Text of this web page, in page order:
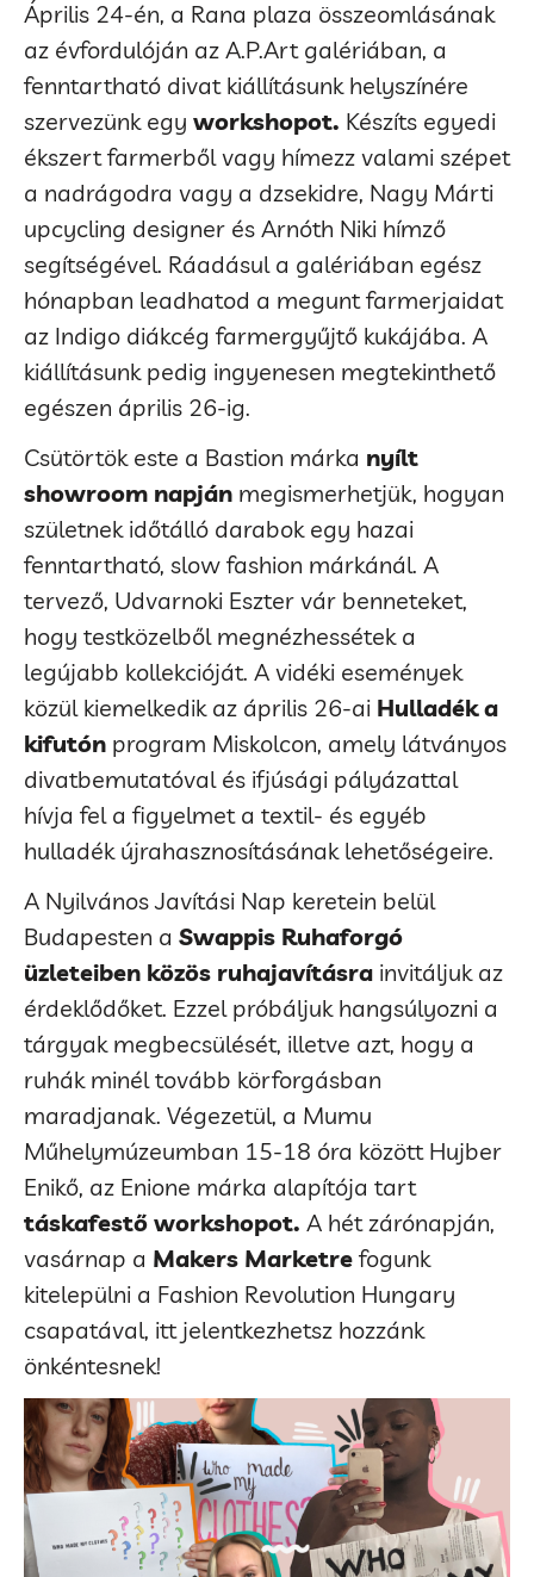
Április 24-én, a Rana plaza összeomlásának
az évfordulóján az A.P.Art galériában, a
fenntartható divat kiállításunk helyszínére
szervezünk egy workshopot. Készíts egyedi
ékszert farmerből vagy hímezz valami szépet
a nadrágodra vagy a dzsekidre, Nagy Márti
upcycling designer és Arnóth Niki hímző
segítségével. Ráadásul a galériában egész
hónapban leadhatod a megunt farmerjaidat
az Indigo diákcég farmergyűjtő kukájába. A
kiállításunk pedig ingyenesen megtekinthető
egészen április 26-ig.
Csütörtök este a Bastion márka nyílt
showroom napján megismerhetjük, hogyan
születnek időtálló darabok egy hazai
fenntartható, slow fashion márkánál. A
tervező, Udvarnoki Eszter vár benneteket,
hogy testközelből megnézhessétek a
legújabb kollekcióját. A vidéki események
közül kiemelkedik az április 26-ai Hulladék a
kifutón program Miskolcon, amely látványos
divatbemutatóval és ifjúsági pályázattal
hívja fel a figyelmet a textil- és egyéb
hulladék újrahasznosításának lehetőségeire.
A Nyilvános Javítási Nap keretein belül
Budapesten a Swappis Ruhaforgó
üzleteiben közös ruhajavításra invitáljuk az
érdeklődőket. Ezzel próbáljuk hangsúlyozni a
tárgyak megbecsülését, illetve azt, hogy a
ruhák minél tovább körforgásban
maradjanak. Végezetül, a Mumu
Műhelymúzeumban 15-18 óra között Hujber
Enikő, az Enione márka alapítója tart
táskafestő workshopot. A hét zárónapján,
vasárnap a Makers Marketre fogunk
kitelepülni a Fashion Revolution Hungary
csapatával, itt jelentkezhetsz hozzánk
önkéntesnek!